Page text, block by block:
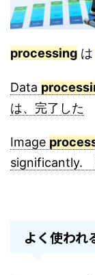
processing は
Data
は、完了した
Image
significantly.
よく使われ